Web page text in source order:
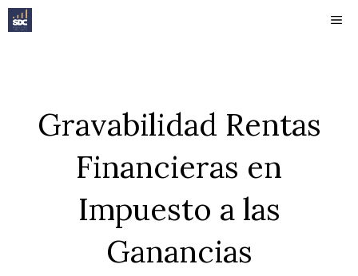
Saltar
al
Gravabilidad Rentas
Financieras en
Impuesto a las
Ganancias